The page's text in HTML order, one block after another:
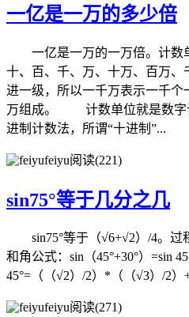
一亿是一万的多少倍
一亿是一万的一万倍。计数
十、百、千、万、十万、百万、
进一级，所以一千万表示一千
万组成。 计数单位就是数字
进制计数法，所谓“十进制”...
feiyu阅读(221)
sin75°等于几分之几
sin75°等于（√6+√2）/4。过程
和角公式：sin（45°+30°）=sin
45°=（（√2）/2）*（（√3）/2）
feiyu阅读(271)